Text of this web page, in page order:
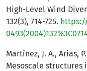
High-Level Wind
132(3), 714-725. https://
Martínez, J. A., Arias,
Mesoscale structures